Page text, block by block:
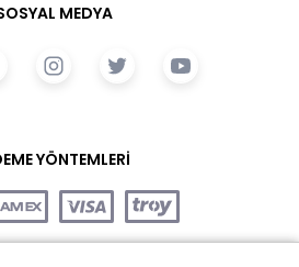
MEDYA
YÖNTEMLERİ